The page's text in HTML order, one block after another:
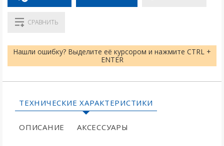
СРАВНИТЬ
Нашли ошибку? Выделите её курсором и нажмите CTRL +
ENTER
ТЕХНИЧЕСКИЕ ХАРАКТЕРИСТИКИ
ОПИСАНИЕ АКСЕССУАРЫ